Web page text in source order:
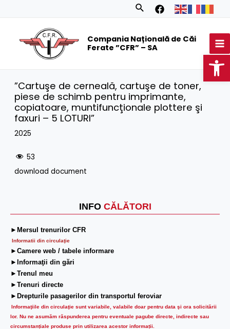
Search
Compania Națională de Căi
Ferate ”CFR” – SA
INFO CĂLĂTORI
►Mersul trenurilor CFR
Informatii din circulaţie
►Camere web / tabele informare
►Informaţii din gări
►Trenul meu
►Trenuri directe
►Drepturile pasagerilor din transportul feroviar
Informaţiile din circulaţie sunt variabile, valabile doar pentru data şi ora solicitării
lor. Nu ne asumăm răspunderea pentru eventuale pagube directe, indirecte sau
circumstanțiale produse prin utilizarea acestor informații.
”Cartuşe de cerneală, cartuşe de toner,
piese de schimb pentru imprimante,
copiatoare, muntifuncţionale plottere şi
faxuri – 5 LOTURI”
2025
53
download document